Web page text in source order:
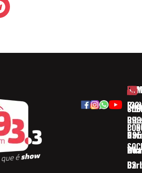
(32)
32